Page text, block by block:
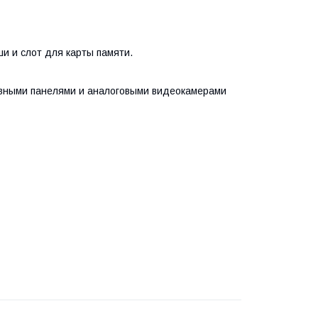
и слот для карты памяти.
панелями и аналоговыми видеокамерами